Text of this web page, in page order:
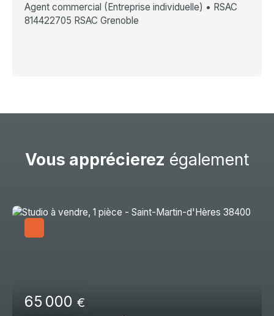
Agent commercial (Entreprise individuelle) • RSAC
814422705 RSAC Grenoble
Vous apprécierez également
65 000 €